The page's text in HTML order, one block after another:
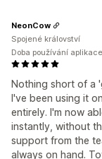
Nothing short of a
I've been using it
entirely. I'm now
instantly, without
support from the
always on hand.
NeonCow
Spojené království
Doba používání